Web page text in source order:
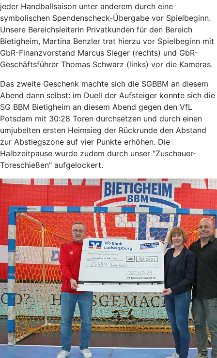
jeder Handballsaison unter anderem durch eine
symbolischen Spendenscheck-Übergabe vor Spielbeginn.
Unsere Bereichsleiterin Privatkunden für den Bereich
Bietigheim, Martina Benzler trat hierzu vor Spielbeginn mit
GbR-Finanzvorstand Marcus Sieger (rechts) und GbR-
Geschäftsführer Thomas Schwarz (links) vor die Kameras.
Das zweite Geschenk machte sich die SGBBM an diesem
Abend dann selbst: im Duell der Aufsteiger konnte sich die
SG BBM Bietigheim an diesem Abend gegen den VfL
Potsdam mit 30:28 Toren durchsetzen und durch einen
umjubelten ersten Heimsieg der Rückrunde den Abstand
zur Abstiegszone auf vier Punkte erhöhen. Die
Halbzeitpause wurde zudem durch unser "Zuschauer-
Toreschießen" aufgelockert.